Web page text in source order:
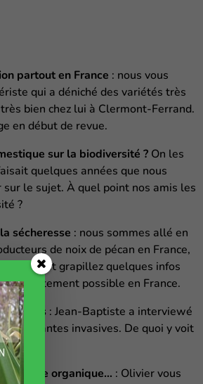
partout en France : nous vous
qui a déniché des variétés très
bien chez lui à Clermont-Ferrand.
en début de revue.
sur la biodiversité ?On les
quelques années que nous
le sujet. À quel point nos amis les
?
sécheresse : nous sommes allé en
de noix de pécan en France,
histoire et grapillez quelques infos
parfaitement possible en France.
impacts : Jean-Baptiste a interviewé
des plantes invasives. De quoi y voit
matière organique… : Olivier vous